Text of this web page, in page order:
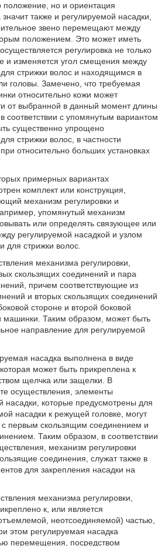
положение, но и ориентация
также и регулируемой насадки,
звено перемещают между
положением. Это может иметь
регулировка не только
и изменяется угол смещения между
стрижки волос и находящимся в
головы. Замечено, что требуемая
относительно кожи может
от выбранной в данный момент длины
соответствии с упомянутым вариантом
существенно упрощено
стрижки волос, в частности
относительно больших установках
примерных вариантах
комплект или конструкция,
механизм регулировки и
упомянутый механизм
или определять связующее или
регулируемой насадкой и узлом
для стрижки волос.
механизма регулировки,
скользящих соединений и пара
причем соответствующие из
и вторых скользящих соединений
стороне и второй боковой
машинки. Таким образом, может быть
направление для регулируемой
насадка выполнена в виде
может быть прикреплена к
щелчка или защелки. В
осуществления, элементы
насадки, которые предусмотрены для
насадки к режущей головке, могут
с первым скользящим соединением и
Таким образом, в соответствии
механизм регулировки
соединения, служат также в
для закрепления насадки на
механизма регулировки,
к, или является
неотсоединяемой) частью,
этом регулируемая насадка
перемещения, посредством